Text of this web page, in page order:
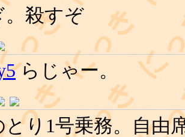
。殺すぞ
らじゃー。
とり1号乗務。自由